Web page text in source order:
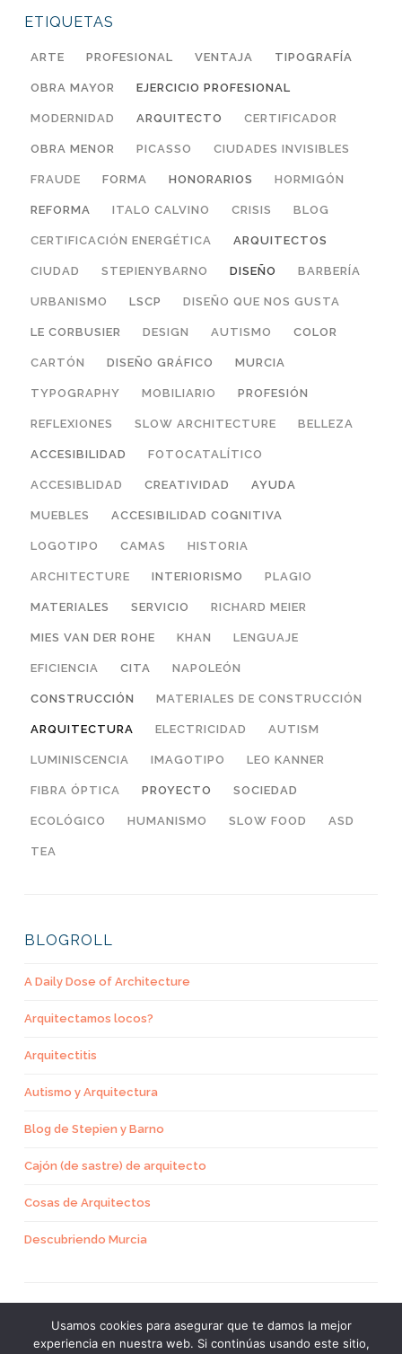
ETIQUETAS
ARTE PROFESIONAL VENTAJA TIPOGRAFÍA
OBRA MAYOR EJERCICIO PROFESIONAL
MODERNIDAD ARQUITECTO CERTIFICADOR
OBRA MENOR PICASSO CIUDADES INVISIBLES
FRAUDE FORMA HONORARIOS HORMIGÓN
REFORMA ITALO CALVINO CRISIS BLOG
CERTIFICACIÓN ENERGÉTICA ARQUITECTOS
CIUDAD STEPIENYBARNO DISEÑO BARBERÍA
URBANISMO LSCP DISEÑO QUE NOS GUSTA
LE CORBUSIER DESIGN AUTISMO COLOR
CARTÓN DISEÑO GRÁFICO MURCIA
TYPOGRAPHY MOBILIARIO PROFESIÓN
REFLEXIONES SLOW ARCHITECTURE BELLEZA
ACCESIBILIDAD FOTOCATALÍTICO
ACCESIBLIDAD CREATIVIDAD AYUDA
MUEBLES ACCESIBILIDAD COGNITIVA
LOGOTIPO CAMAS HISTORIA
ARCHITECTURE INTERIORISMO PLAGIO
MATERIALES SERVICIO RICHARD MEIER
MIES VAN DER ROHE KHAN LENGUAJE
EFICIENCIA CITA NAPOLEÓN
CONSTRUCCIÓN MATERIALES DE CONSTRUCCIÓN
ARQUITECTURA ELECTRICIDAD AUTISM
LUMINISCENCIA IMAGOTIPO LEO KANNER
FIBRA ÓPTICA PROYECTO SOCIEDAD
ECOLÓGICO HUMANISMO SLOW FOOD ASD
TEA
BLOGROLL
A Daily Dose of Architecture
Arquitectamos locos?
Arquitectitis
Autismo y Arquitectura
Blog de Stepien y Barno
Cajón (de sastre) de arquitecto
Cosas de Arquitectos
Descubriendo Murcia
Usamos cookies para asegurar que te damos la mejor
experiencia en nuestra web. Si continúas usando este sitio,